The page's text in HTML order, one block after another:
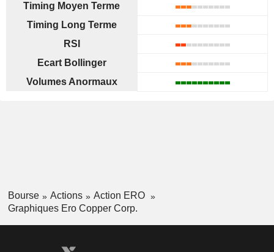
Timing Moyen Terme
Timing Long Terme
RSI
Ecart Bollinger
Volumes Anormaux
Bourse Actions
Action ERO
Graphiques Ero Copper Corp.